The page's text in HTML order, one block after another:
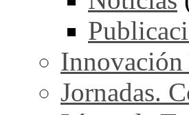
Innovación
Jornadas.